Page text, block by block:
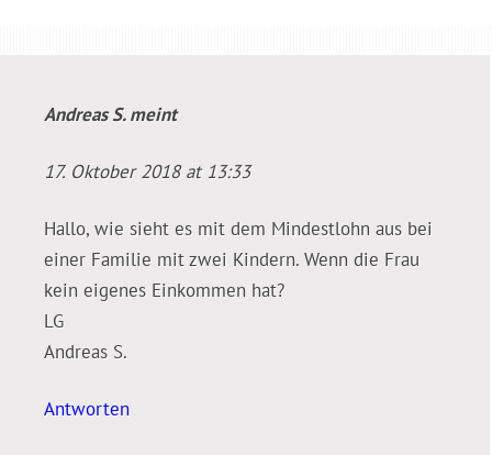
Andreas S.meint
17. Oktober 2018 at 13:33
Hallo, wie sieht es mit dem Mindestlohn aus bei
einer Familie mit zwei Kindern. Wenn die Frau
kein eigenes Einkommen hat?
LG
Andreas S.
Antworten